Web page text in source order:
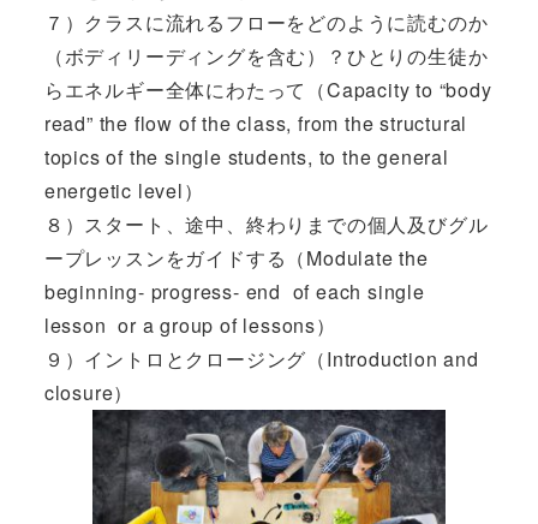
７）クラスに流れるフローをどのように読むのか
（ボディリーディングを含む）？ひとりの生徒か
らエネルギー全体にわたって（Capacity to “body
read” the flow of the class, from the structural
topics of the single students, to the general
energetic level）
８）スタート、途中、終わりまでの個人及びグル
ープレッスンをガイドする（Modulate the
beginning- progress- end of each single
lesson or a group of lessons）
９）イントロとクロージング（Introduction and
closure）